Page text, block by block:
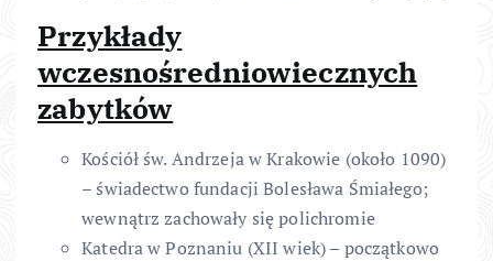
Przykłady
wczesnośredniowiecznych
zabytków
Kościół św. Andrzeja w Krakowie (około 1090)
– świadectwo fundacji Bolesława Śmiałego;
wewnątrz zachowały się polichromie
Katedra w Poznaniu (XII wiek) – początkowo